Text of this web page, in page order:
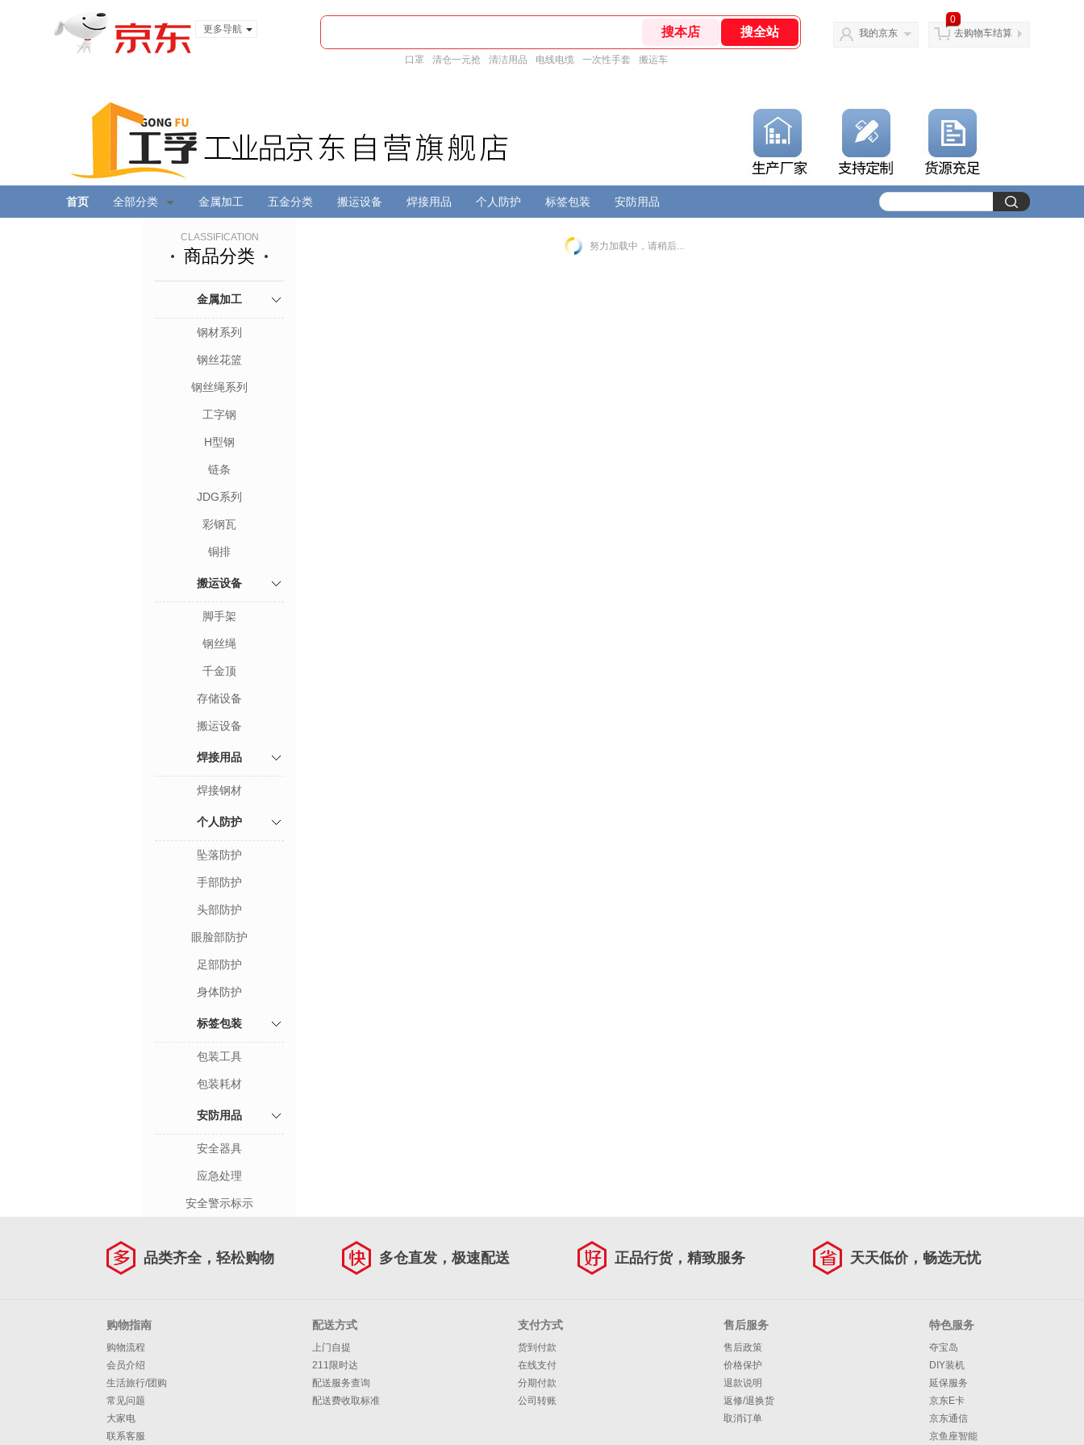
更多导航
口罩 清仓一元抢 清洁用品 电线电缆 一次性手套 搬运车
我的京东
0
去购物车结算
首页 全部分类 金属加工 五金分类 搬运设备 焊接用品 个人防护 标签包装 安防用品
CLASSIFICATION
商品分类
金属加工
钢材系列
钢丝花篮
钢丝绳系列
工字钢
H型钢
链条
JDG系列
彩钢瓦
铜排
搬运设备
脚手架
钢丝绳
千金顶
存储设备
搬运设备
焊接用品
焊接钢材
个人防护
坠落防护
手部防护
头部防护
眼脸部防护
足部防护
身体防护
标签包装
包装工具
包装耗材
安防用品
安全器具
应急处理
安全警示标示
努力加载中，请稍后...
品类齐全，轻松购物 多仓直发，极速配送 正品行货，精致服务 天天低价，畅选无忧
购物指南
购物流程
会员介绍
生活旅行/团购
常见问题
大家电
联系客服
配送方式
上门自提
211限时达
配送服务查询
配送费收取标准
支付方式
货到付款
在线支付
分期付款
公司转账
售后服务
售后政策
价格保护
退款说明
返修/退换货
取消订单
特色服务
夺宝岛
DIY装机
延保服务
京东E卡
京东通信
京鱼座智能